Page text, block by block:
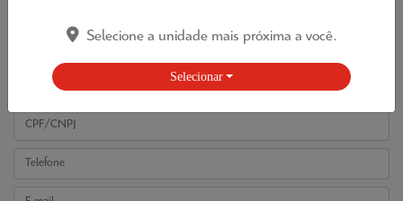
Selecione a unidade mais próxima a você.
Selecionar